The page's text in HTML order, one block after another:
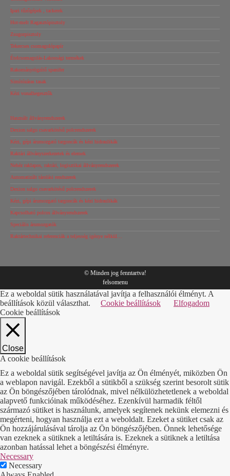
Ipari tűzőgépek , tackerek
Hot-melt Ragasztópisztoly
Zsugorpisztoly
Tekercses csomagolópapír
Ételcsomagolás-Lakossági termékek
Rakományrögzítő spanifer
Simítózáras tasak
Kézi vonalhegesztők
Használt állványrendszerek
Dexion salgo csavarkötésű polcrendszerek
Kézi, gépi árumozgató targoncák és kézi hidraulikák
Raktári állványszerkezetek és elemek
Nehéz raklapos, raktári, logisztikai állványrendszerek
Automatizált tárolási rendszerek
Dexion salgo csavarkötésű polcrendszerek
Kézi, gépi árumozgató targoncák és kézi hidraulikák
Kapcsolható polcos állványrendszerek
Speciális árumozgatók
Raktártechnikai referenciák a teljesség igénye nélkül…
© Minden jog fenntartva!
felsomenu
Ez a weboldal sütik használatával javítja a felhasználói élményt. A
beállítások közül választhat.
Cookie beállítások
Elfogadom
Cookie beállítások
Close
A cookie beállítások
Ez a weboldal sütik segítségével javítja az Ön élményét, miközben Ön
a weblapon navigál. Ezekből a sütikből a szükség szerint besorolt sütik
az Ön böngészőjében tárolódnak, mivel nélkülözhetetlenek a weboldal
alapvető funkcióinak működéséhez. Ezenkívül harmadik féltől
származó sütiket is használunk, amelyek segítenek nekünk elemezni és
megérteni, hogyan használja ezt a weboldalt. Ezeket a sütiket csak az
Ön hozzájárulásával tárolja az Ön böngészőjében. Önnek lehetősége
van ezeknek a sütiknek a letiltására is. Ezeknek a sütiknek a letiltása
azonban hatással lehet a böngészési élményre.
Necessary
Necessary